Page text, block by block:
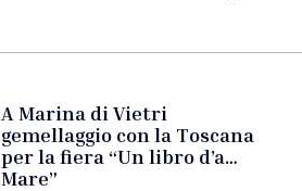
A Marina di Vietri
gemellaggio con la Toscana
per la fiera “Un libro d’a…
Mare”